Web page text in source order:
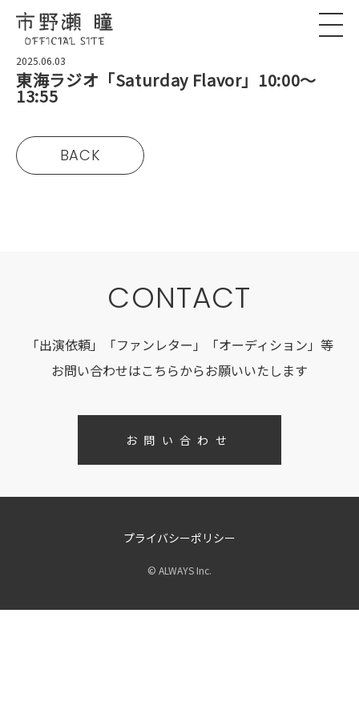
2025.06.03
東海ラジオ「Saturday Flavor」10:00〜
13:55
BACK
CONTACT
「出演依頼」「ファンレター」「オーディション」等
お問い合わせはこちらからお願いいたします
お問い合わせ
プライバシーポリシー
© ALWAYS Inc.